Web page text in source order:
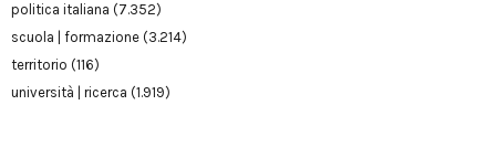
politica italiana (7.352)
scuola | formazione (3.214)
territorio (116)
università | ricerca (1.919)